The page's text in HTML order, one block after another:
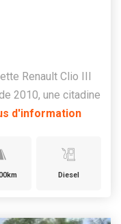
Renault Clio III
2010, une citadine
d'information
Diesel